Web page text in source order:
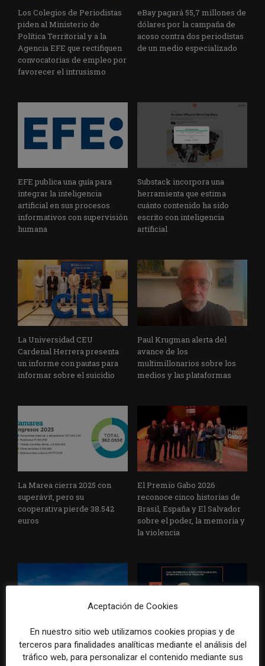
Los Colegios de Periodistas
piden al Ministerio de
Política Territorial y a la
Agencia EFE que rectifiquen
convocatorias de empleo por
favorecer el intrusismo
eBay pagará 55,7 millones de
dólares por la campaña de
acoso contra dos periodistas
de un medio especializado
EFE publica una guía para
integrar la inteligencia
artificial en sus procesos
informativos con supervisión
humana
Substack incorpora una
herramienta que estima
cuánto contenido ha sido
escrito con inteligencia
artificial
La Universidad CEU
Cardenal Herrera presenta
un informe con pautas para
informar sobre el suicidio
Paul Krugman alerta del
avance de los
multimillonarios sobre los
medios y las plataformas
La Marea cierra 2025 con
superávit, pero su
cooperativa pierde 38.542
euros
El Premio Gabo 2026
reconoce cinco historias de
Brasil, España y El Salvador
sobre el poder, la memoria y
la violencia
Radio Televisión Madrid
establece un sistema de
ADEPA crea un premio
especial para la mejor
Aceptación de Cookies
En nuestro sitio web utilizamos cookies propias y de
terceros para finalidades analíticas mediante el análisis del
tráfico web, para personalizar el contenido mediante sus